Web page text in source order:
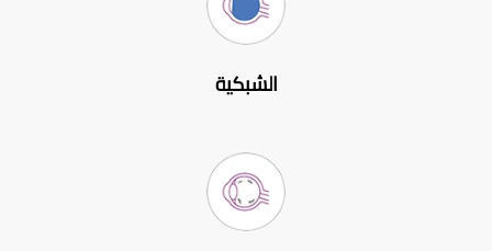
الشبكية